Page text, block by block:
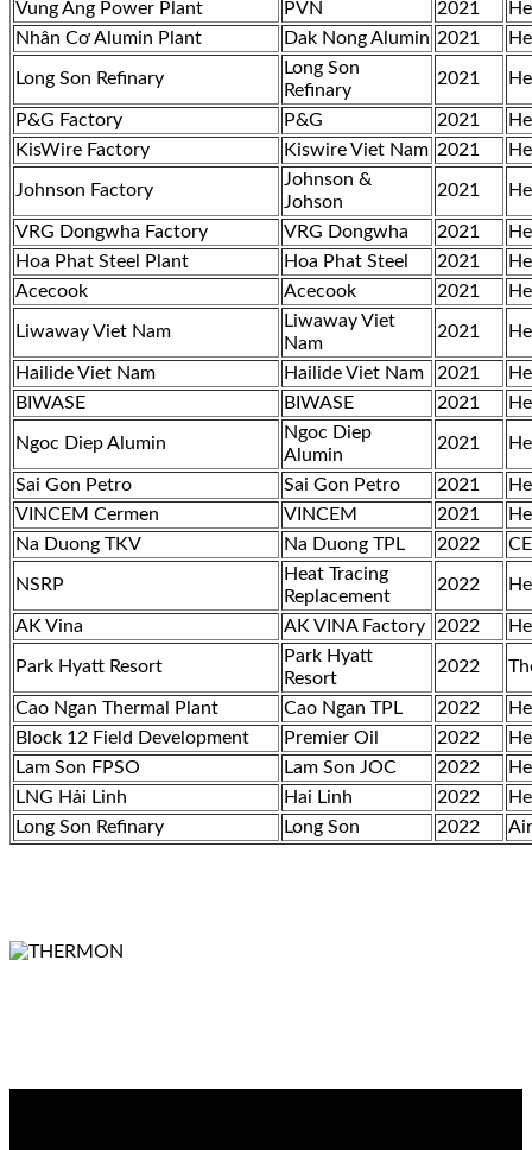
Vung Ang Power Plant PVN 2021
Nhân Cơ Alumin Plant
Dak Nong Alumin 2021
Long Son Refinary
Long Son
Refinary
2021
P&G Factory P&G 2021
KisWire Factory
Kiswire Viet Nam 2021
Johnson Factory
Johnson &
Johson
2021
VRG Dongwha Factory VRG Dongwha 2021
Hoa Phat Steel Plant
Hoa Phat Steel 2021
Acecook
Acecook 2021
Liwaway Viet Nam
Liwaway Viet
Nam
2021
Hailide Viet Nam Hailide Viet Nam 2021
BIWASE
BIWASE 2021
Ngoc Diep Alumin
Ngoc Diep
Alumin
2021
Sai Gon Petro Sai Gon Petro 2021
VINCEM Cermen
VINCEM 2021
Na Duong TKV
Na Duong TPL 2022
NSRP
Heat Tracing
Replacement
2022
AK Vina AK VINA Factory 2022
Park Hyatt Resort
Park Hyatt
Resort
2022
Cao Ngan Thermal Plant Cao Ngan TPL 2022
Block 12 Field Development
Premier Oil 2022
Lam Son FPSO
Lam Son JOC 2022
LNG Hải Linh
Hai Linh 2022
Long Son Refinary
Long Son 2022